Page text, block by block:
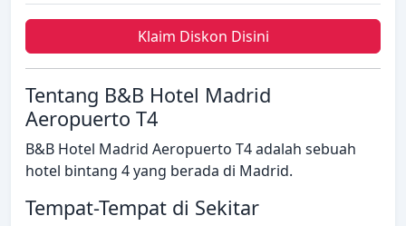
Klaim Diskon Disini
Tentang B&B Hotel Madrid
Aeropuerto T4
B&B Hotel Madrid Aeropuerto T4 adalah sebuah
hotel bintang 4 yang berada di Madrid.
Tempat-Tempat di Sekitar